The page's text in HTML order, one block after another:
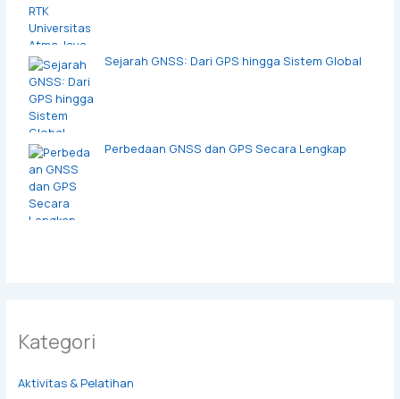
Sejarah GNSS: Dari GPS hingga Sistem Global
Perbedaan GNSS dan GPS Secara Lengkap
Kategori
Aktivitas & Pelatihan